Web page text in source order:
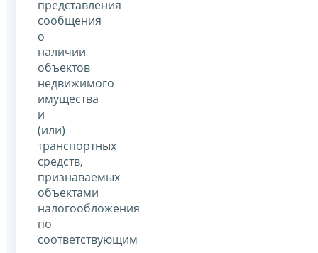
представления
сообщения
о
наличии
объектов
недвижимого
имущества
и
(или)
транспортных
средств,
признаваемых
объектами
налогообложения
по
соответствующим